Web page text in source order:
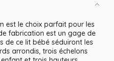
est le choix parfait pour les
fabrication est un gage de
de ce lit bébé séduiront les
arrondis, trois échelons